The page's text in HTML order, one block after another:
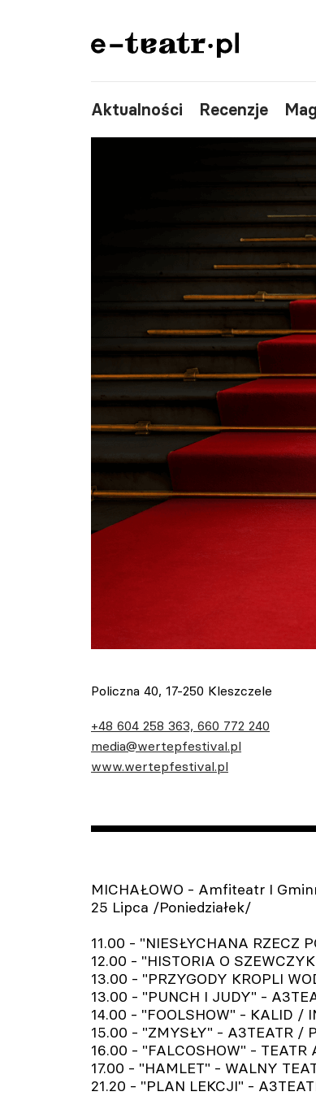
Aktualności Recenzje
Policzna 40, 17-250 Kleszczele
+48 604 258 363, 660 772 240
media@wertepfestival.pl
www.wertepfestival.pl
MICHAŁOWO - Amfiteatr I
25 Lipca /Poniedziałek/
11.00 - "NIESŁYCHANA RZECZ
12.00 - "HISTORIA O
13.00 - "PRZYGODY KROPLI
13.00 - "PUNCH I JUDY" -
14.00 - "FOOLSHOW" - KALID /
15.00 - "ZMYSŁY" - A3TEATR
16.00 - "FALCOSHOW" -
17.00 - "HAMLET" - WALNY
21.20 - "PLAN LEKCJI" -